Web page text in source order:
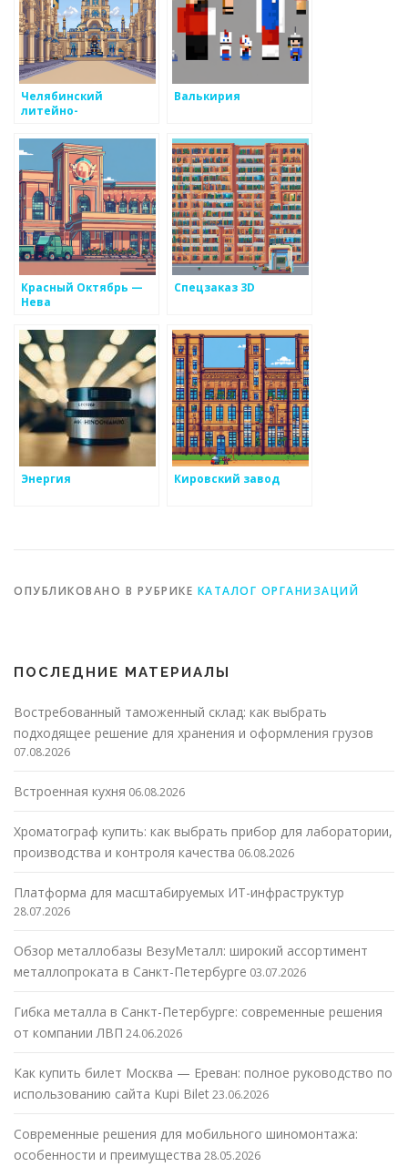
Челябинский
литейно-
Валькирия
Красный Октябрь —
Нева
Спецзаказ 3D
Энергия Кировский завод
ОПУБЛИКОВАНО В РУБРИКЕ КАТАЛОГ ОРГАНИЗАЦИЙ
ПОСЛЕДНИЕ МАТЕРИАЛЫ
Востребованный таможенный склад: как выбрать
подходящее решение для хранения и оформления грузов
07.08.2026
Встроенная кухня 06.08.2026
Хроматограф купить: как выбрать прибор для лаборатории,
производства и контроля качества 06.08.2026
Платформа для масштабируемых ИТ-инфраструктур
28.07.2026
Обзор металлобазы ВезуМеталл: широкий ассортимент
металлопроката в Санкт-Петербурге 03.07.2026
Гибка металла в Санкт-Петербурге: современные решения
от компании ЛВП 24.06.2026
Как купить билет Москва — Ереван: полное руководство по
использованию сайта Kupi Bilet23.06.2026
Современные решения для мобильного шиномонтажа:
особенности и преимущества 28.05.2026